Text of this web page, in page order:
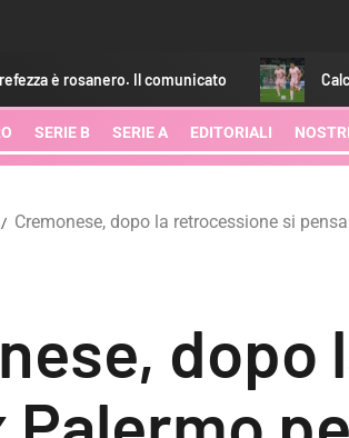
Il comunicato Calciomercato
SERIE B SERIE A EDITORIALI
Cremonese, dopo la retrocessione si